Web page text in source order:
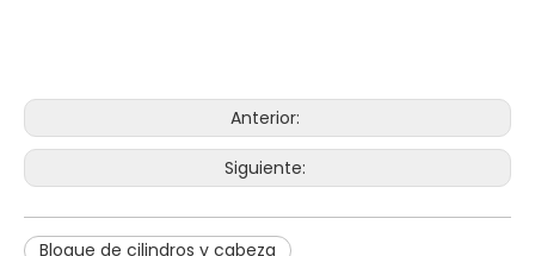
Anterior:
Siguiente:
Bloque de cilindros y cabeza